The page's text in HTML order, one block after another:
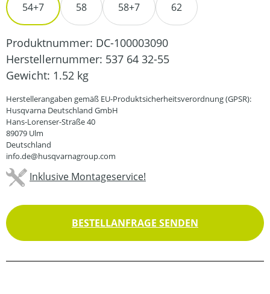
54+7 58 58+7 62
Produktnummer: DC-100003090
Herstellernummer: 537 64 32-55
Gewicht: 1.52 kg
Herstellerangaben gemäß EU-Produktsicherheitsverordnung (GPSR):
Husqvarna Deutschland GmbH
Hans-Lorenser-Straße 40
89079 Ulm
Deutschland
info.de@husqvarnagroup.com
Inklusive Montageservice!
BESTELLANFRAGE SENDEN